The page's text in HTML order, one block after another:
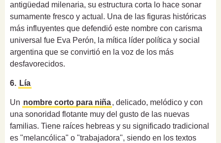
antigüedad milenaria, su estructura corta lo hace sonar
sumamente fresco y actual. Una de las figuras históricas
más influyentes que defendió este nombre con carisma
universal fue Eva Perón, la mítica líder política y social
argentina que se convirtió en la voz de los más
desfavorecidos.
6. Lía
Un nombre corto para niña, delicado, melódico y con
una sonoridad flotante muy del gusto de las nuevas
familias. Tiene raíces hebreas y su significado tradicional
es "melancólica" o "trabajadora", siendo en los textos